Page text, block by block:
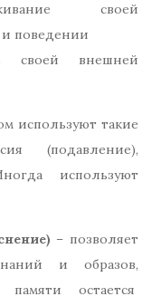
своей
и поведении
своей внешней
используют такие
(подавление),
используют
– позволяет
и образов,
остается